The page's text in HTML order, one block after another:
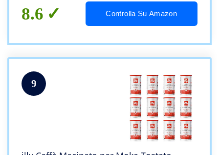
8.6 Controlla Su Amazon
9